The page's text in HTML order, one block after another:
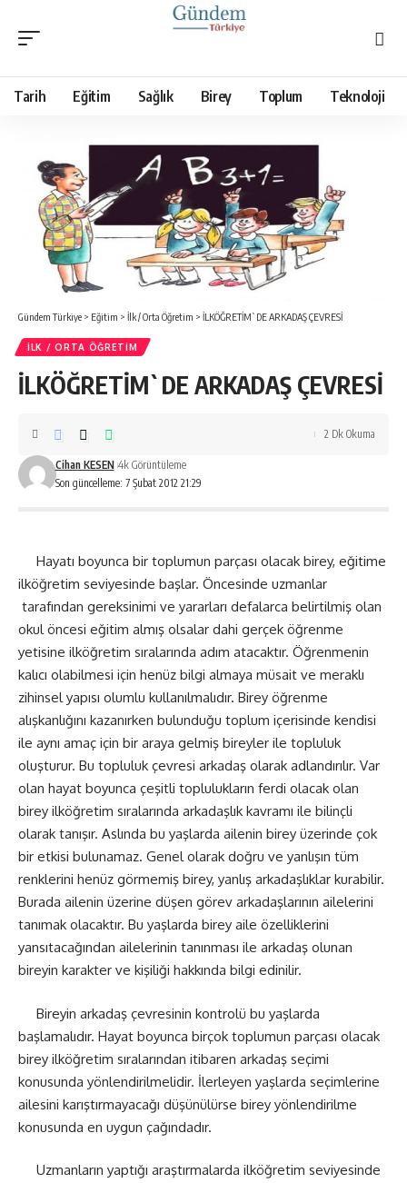
Tarih Eğitim Sağlık Birey Toplum Teknoloji
Gündem Türkiye > Eğitim > İlk / Orta Öğretim > İLKÖĞRETİM`DE ARKADAŞ ÇEVRESİ
İLK / ORTA ÖĞRETIM
İLKÖĞRETİM`DE ARKADAŞ ÇEVRESİ
Son güncelleme: 7 Şubat 2012 21:29
Cihan KESEN 4k Görüntüleme
2 Dk Okuma
Hayatı boyunca bir toplumun parçası olacak birey, eğitime
ilköğretim seviyesinde başlar. Öncesinde uzmanlar
tarafından gereksinimi ve yararları defalarca belirtilmiş olan
okul öncesi eğitim almış olsalar dahi gerçek öğrenme
yetisine ilköğretim sıralarında adım atacaktır. Öğrenmenin
kalıcı olabilmesi için henüz bilgi almaya müsait ve meraklı
zihinsel yapısı olumlu kullanılmalıdır. Birey öğrenme
alışkanlığını kazanırken bulunduğu toplum içerisinde kendisi
ile aynı amaç için bir araya gelmiş bireyler ile topluluk
oluşturur. Bu topluluk çevresi arkadaş olarak adlandırılır. Var
olan hayat boyunca çeşitli toplulukların ferdi olacak olan
birey ilköğretim sıralarında arkadaşlık kavramı ile bilinçli
olarak tanışır. Aslında bu yaşlarda ailenin birey üzerinde çok
bir etkisi bulunamaz. Genel olarak doğru ve yanlışın tüm
renklerini henüz görmemiş birey, yanlış arkadaşlıklar kurabilir.
Burada ailenin üzerine düşen görev arkadaşlarının ailelerini
tanımak olacaktır. Bu yaşlarda birey aile özelliklerini
yansıtacağından ailelerinin tanınması ile arkadaş olunan
bireyin karakter ve kişiliği hakkında bilgi edinilir.
Bireyin arkadaş çevresinin kontrolü bu yaşlarda
başlamalıdır. Hayat boyunca birçok toplumun parçası olacak
birey ilköğretim sıralarından itibaren arkadaş seçimi
konusunda yönlendirilmelidir. İlerleyen yaşlarda seçimlerine
ailesini karıştırmayacağı düşünülürse birey yönlendirilme
konusunda en uygun çağındadır.
Uzmanların yaptığı araştırmalarda ilköğretim seviyesinde